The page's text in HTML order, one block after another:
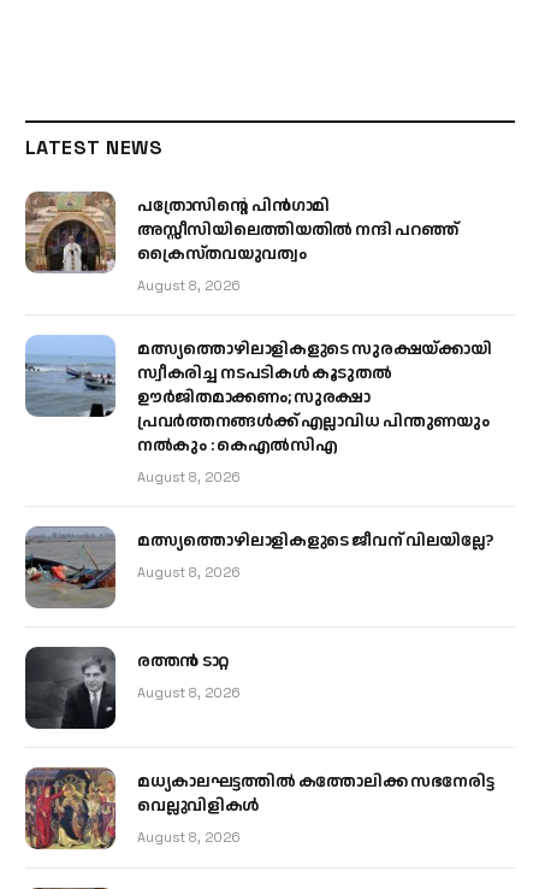
LATEST NEWS
പത്രോസിന്റെ പിൻഗാമി
അസ്സീസിയിലെത്തിയതിൽ നന്ദി പറഞ്ഞ്
ക്രൈസ്തവയുവത്വം
August 8, 2026
മത്സ്യത്തൊഴിലാളികളുടെ സുരക്ഷയ്ക്കായി
സ്വീകരിച്ച നടപടികൾ കൂടുതൽ
ഊർജിതമാക്കണം; സുരക്ഷാ
പ്രവർത്തനങ്ങൾക്ക് എല്ലാവിധ പിന്തുണയും
നൽകും : കെഎൽസിഎ
August 8, 2026
മത്സ്യത്തൊഴിലാളികളുടെ ജീവന് വിലയില്ലേ?
August 8, 2026
രത്തന്‍ ടാറ്റ
August 8, 2026
മധ്യകാലഘട്ടത്തില്‍ കത്തോലിക്ക സഭനേരിട്ട
വെല്ലുവിളികള്‍
August 8, 2026